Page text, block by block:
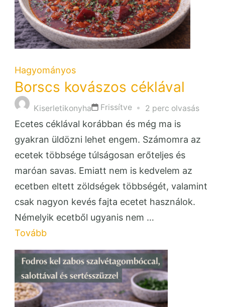
Hagyományos
Borscs kovászos céklával
Kiserletikonyha Frissítve 2 perc olvasás
Ecetes céklával korábban és még ma is
gyakran üldözni lehet engem. Számomra az
ecetek többsége túlságosan erőteljes és
maróan savas. Emiatt nem is kedvelem az
ecetben eltett zöldségek többségét, valamint
csak nagyon kevés fajta ecetet használok.
Némelyik ecetből ugyanis nem …
Tovább